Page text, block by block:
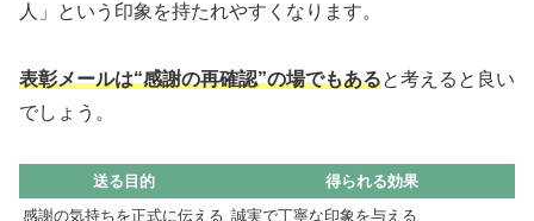
人」という印象を持たれやすくなります。
表彰メールは“感謝の再確認”の場でもあると考えると良い
でしょう。
送る目的
得られる効果
感謝の気持ちを正式に伝える 誠実で丁寧な印象を与える